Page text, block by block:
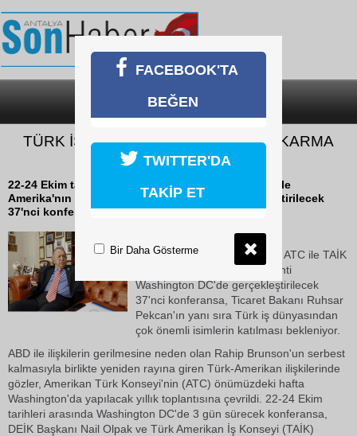
SON DAKİKA
TÜRK İŞ ADAMLARI AMERİKA’YA ÇIKARMA
YAPACAK
22-24 Ekim tarihleri arasında ATC ile TAİK işbirliği ile
Amerika'nın başkenti Washington DC'de gerçekleştirilecek
37'nci konferansa, Ticaret Bakanı Ruhsar...
17 Ekim 2018 Çarşamba 12:03
22-24 Ekim tarihleri arasında ATC ile TAİK
işbirliği ile Amerika'nın başkenti
Washington DC'de gerçekleştirilecek
37'nci konferansa, Ticaret Bakanı Ruhsar
Pekcan'ın yanı sıra Türk iş dünyasından
çok önemli isimlerin katılması bekleniyor.
ABD ile ilişkilerin gerilmesine neden olan Rahip Brunson'un serbest
kalmasıyla birlikte yeniden rayına giren Türk-Amerikan ilişkilerinde
gözler, Amerikan Türk Konseyi'nin (ATC) önümüzdeki hafta
Washington'da yapılacak yıllık toplantısına çevrildi. 22-24 Ekim
tarihleri arasında Washington DC'de 3 gün sürecek konferansa,
DEİK Başkanı Nail Olpak ve Türk Amerikan İş Konseyi (TAİK)
FACEBOOK'TA
BEĞEN
TWITTER'DA
TAKİP ET
Bir Daha Gösterme